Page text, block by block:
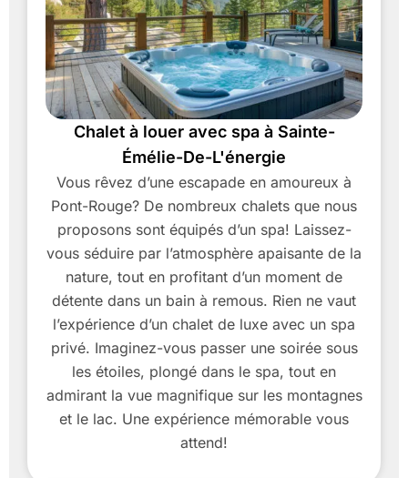
Chalet à louer avec spa à Sainte-
Émélie-De-L'énergie
Vous rêvez d’une escapade en amoureux à
Pont-Rouge? De nombreux chalets que nous
proposons sont équipés d’un spa! Laissez-
vous séduire par l’atmosphère apaisante de la
nature, tout en profitant d’un moment de
détente dans un bain à remous. Rien ne vaut
l’expérience d’un chalet de luxe avec un spa
privé. Imaginez-vous passer une soirée sous
les étoiles, plongé dans le spa, tout en
admirant la vue magnifique sur les montagnes
et le lac. Une expérience mémorable vous
attend!